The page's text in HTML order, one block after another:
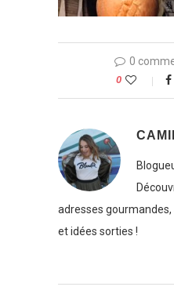
0
0
adresses
et idées sorties !